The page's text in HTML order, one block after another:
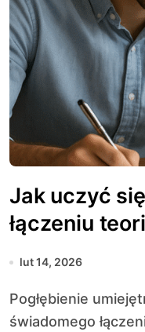
Jak uczyć
łączeniu
lut 14, 2026
Pogłębienie umiejętności uczenia się wymaga
świadomego